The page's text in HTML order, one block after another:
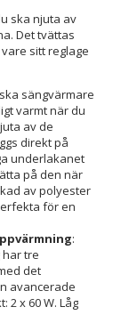
ska njuta av
Det tvättas
sitt reglage
sängvärmare
varmt när du
av de
direkt på
underlakanet
på den när
av polyester
för en
:
tre
det
avancerade
2 x 60 W. Låg